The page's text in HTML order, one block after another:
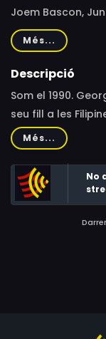
Joem Bascon,
Deocareza,
Dey-Dey
Denzel Guiao,
Ketchup Eusebio,
Deb Victa,
Més...
Descripció
Som el 1990.
seu fill a les
Gràcies a la
doble d’acció a
Més...
No